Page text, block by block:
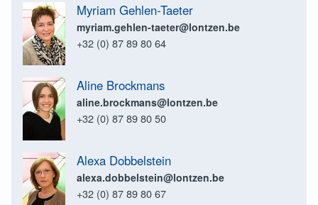
Myriam Gehlen-Taeter
myriam.gehlen-taeter@lontzen.be
+32 (0) 87 89 80 64
Aline Brockmans
aline.brockmans@lontzen.be
+32 (0) 87 89 80 50
Alexa Dobbelstein
alexa.dobbelstein@lontzen.be
+32 (0) 87 89 80 67